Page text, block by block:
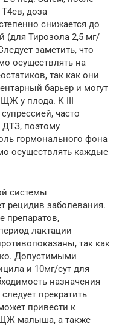
доза
снижается до
Тирозола 2,5 мг/
заметить, что
осуществлять на
так как они
барьер и могут
ЩЖ у плода. К III
часто
ДТЗ, поэтому
гормонального фона
осуществлять каждые
системы
рецидив заболевания.
препаратов,
лактации
так как
Допустимыми
и 10мг/сут для
назначения
прекратить
привести к
ЩЖ малыша, а также